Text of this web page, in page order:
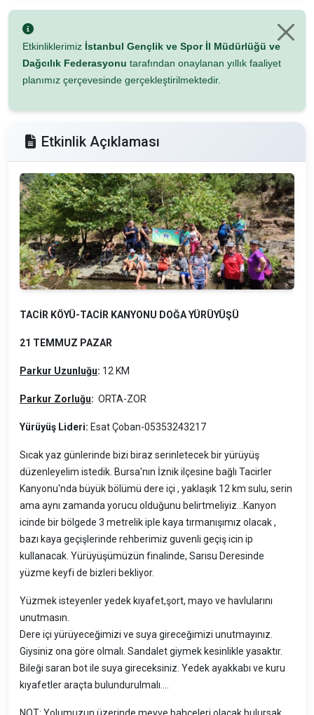
Etkinliklerimiz İstanbul Gençlik ve Spor İl Müdürlüğü ve
Dağcılık Federasyonu tarafından onaylanan yıllık faaliyet
planımız çerçevesinde gerçekleştirilmektedir.
Etkinlik Açıklaması
TACİR KÖYÜ-TACİR KANYONU DOĞA YÜRÜYÜŞÜ
21 TEMMUZ PAZAR
Parkur Uzunluğu: 12 KM
Parkur Zorluğu: ORTA-ZOR
Yürüyüş Lideri: Esat Çoban-05353243217
Sıcak yaz günlerinde bizi biraz serinletecek bir yürüyüş
düzenleyelim istedik. Bursa'nın İznik ilçesine bağlı Tacirler
Kanyonu'nda büyük bölümü dere içi , yaklaşık 12 km sulu, serin
ama aynı zamanda yorucu olduğunu belirtmeliyiz...Kanyon
icinde bir bölgede 3 metrelik iple kaya tırmanışımız olacak ,
bazı kaya geçişlerinde rehberimiz guvenli geçiş icin ip
kullanacak. Yürüyüşümüzün finalinde, Sarısu Deresinde
yüzme keyfi de bizleri bekliyor.
Yüzmek isteyenler yedek kıyafet,şort, mayo ve havlularını
unutmasın.
Dere içi yürüyeceğimizi ve suya gireceğimizi unutmayınız.
Giysiniz ona göre olmalı. Sandalet giymek kesinlikle yasaktır.
Bileği saran bot ile suya gireceksiniz. Yedek ayakkabı ve kuru
kıyafetler araçta bulundurulmalı....
NOT: Yolumuzun üzerinde meyve bahçeleri olacak bulursak